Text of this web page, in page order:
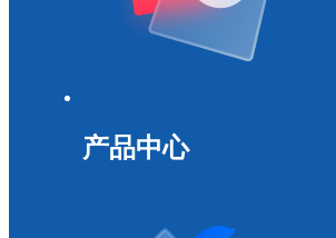
产品中心